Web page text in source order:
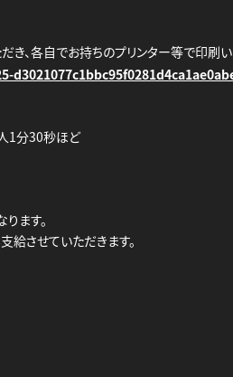
、各自でお持ちのプリンター等で印刷い
1分30秒ほど
ます。
給させていただきます。